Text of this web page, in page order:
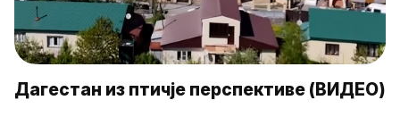
Дагестан из птичје перспективе (ВИДЕО)